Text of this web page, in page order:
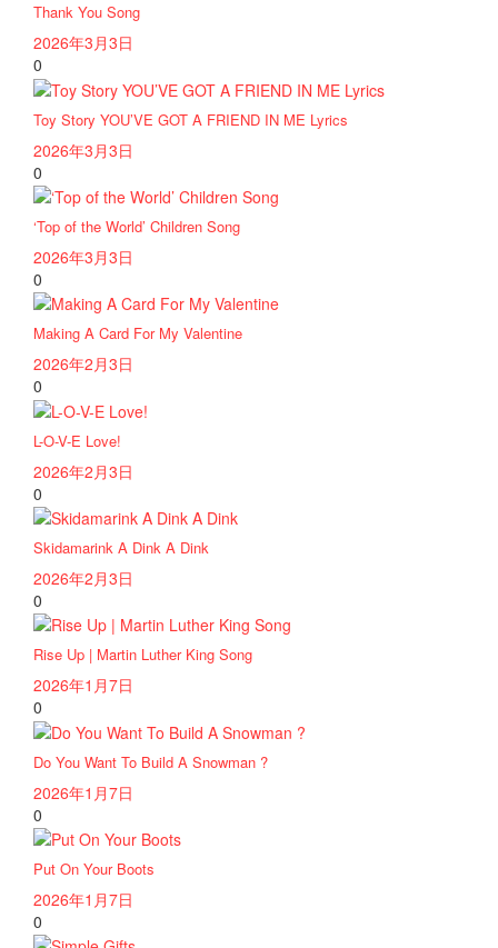
Thank You Song
2026年3月3日
0
Toy Story YOU’VE GOT A FRIEND IN ME Lyrics
2026年3月3日
0
‘Top of the World’ Children Song
2026年3月3日
0
Making A Card For My Valentine
2026年2月3日
0
L-O-V-E Love!
2026年2月3日
0
Skidamarink A Dink A Dink
2026年2月3日
0
Rise Up | Martin Luther King Song
2026年1月7日
0
Do You Want To Build A Snowman ?
2026年1月7日
0
Put On Your Boots
2026年1月7日
0